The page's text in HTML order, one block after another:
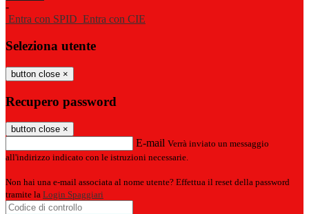
-
Entra con SPID Entra con CIE
Seleziona utente
button close ×
Recupero password
button close ×
E-mail Verrà inviato un messaggio
all'indirizzo indicato con le istruzioni necessarie.
Non hai una e-mail associata al nome utente? Effettua il reset della password
tramite la Login Spaggiari